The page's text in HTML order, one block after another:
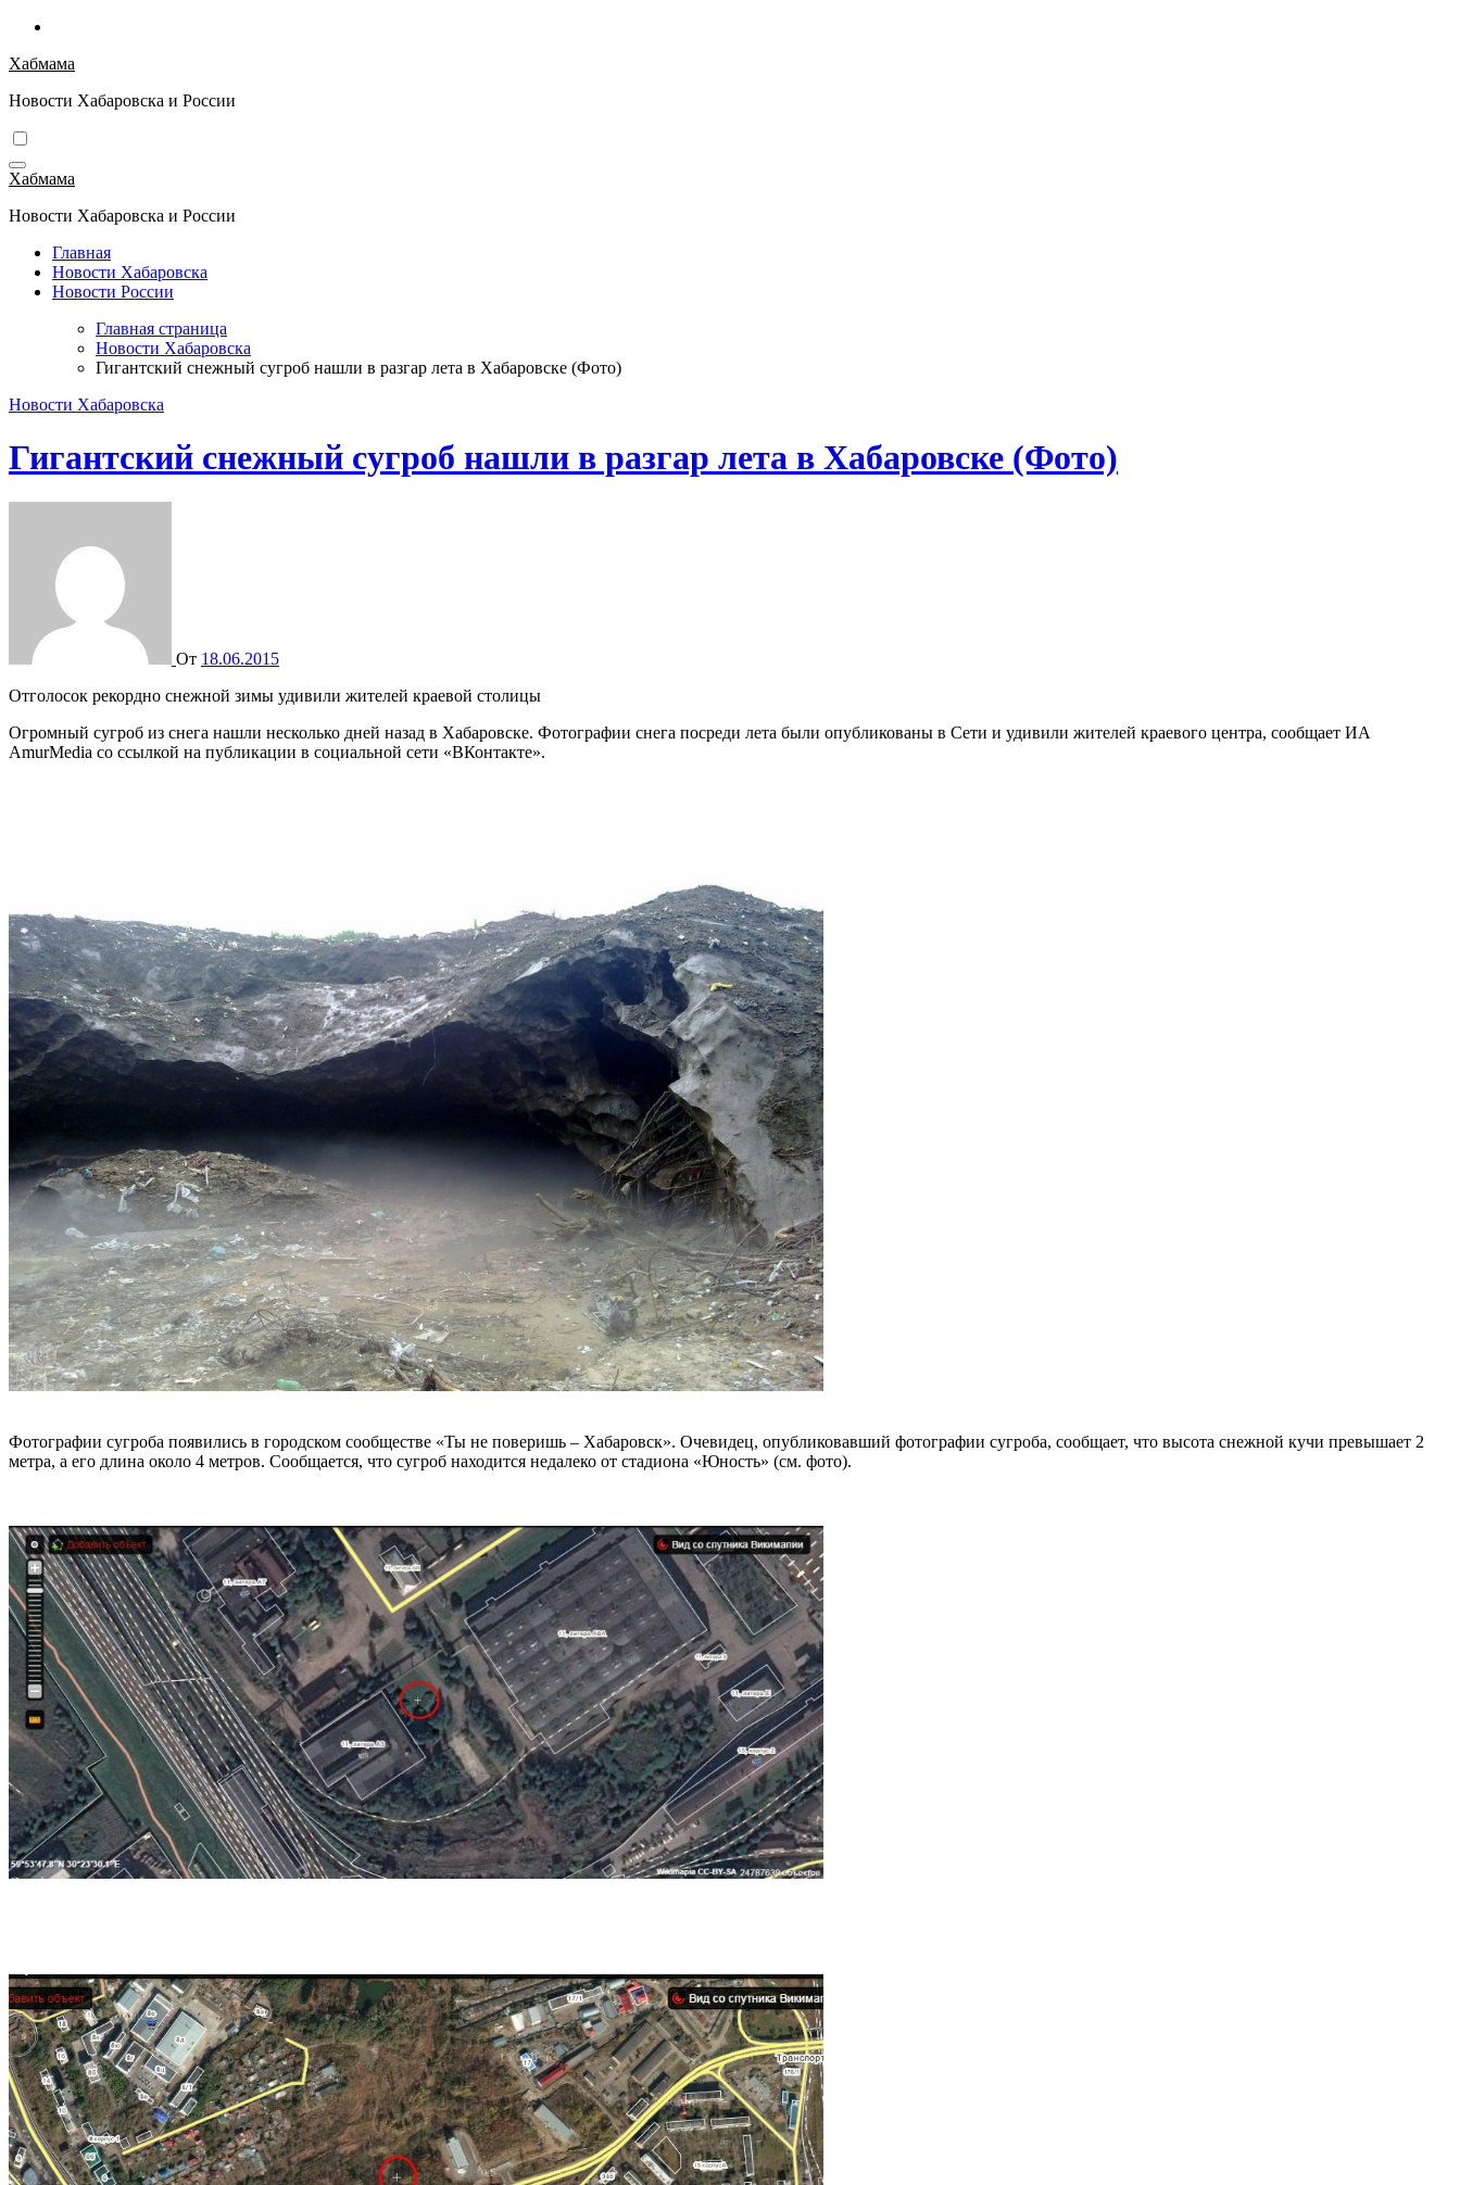
Перейти
содержимому
Хабмама
Новости Хабаровска и России
Хабмама
Новости Хабаровска и России
Главная
Новости Хабаровска
Новости России
Главная страница
Новости Хабаровска
Гигантский снежный сугроб нашли в разгар лета в Хабаровске (Фото)
Новости Хабаровска
Гигантский снежный сугроб нашли в разгар лета в Хабаровске (Фото)
От 18.06.2015
Отголосок рекордно снежной зимы удивили жителей краевой столицы
Огромный сугроб из снега нашли несколько дней назад в Хабаровске. Фотографии снега посреди лета были опубликованы в Сети и удивили жителей краевого центра, сообщает ИА
AmurMedia со ссылкой на публикации в социальной сети «ВКонтакте».
Фотографии сугроба появились в городском сообществе «Ты не поверишь – Хабаровск». Очевидец, опубликовавший фотографии сугроба, сообщает, что высота снежной кучи превышает 2
метра, а его длина около 4 метров. Сообщается, что сугроб находится недалеко от стадиона «Юность» (см. фото).